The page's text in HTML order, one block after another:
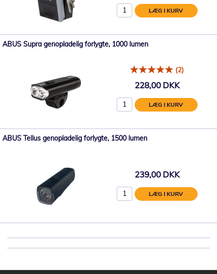
LÆG I KURV
ABUS Supra genopladelig forlygte, 1000 lumen
(2)
228,00 DKK
LÆG I KURV
ABUS Tellus genopladelig forlygte, 1500 lumen
239,00 DKK
LÆG I KURV